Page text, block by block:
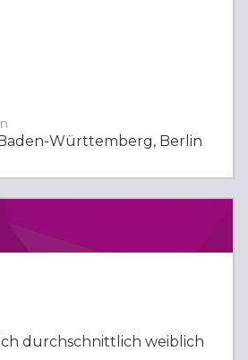
Württemberg, Berlin
durchschnittlich weiblich